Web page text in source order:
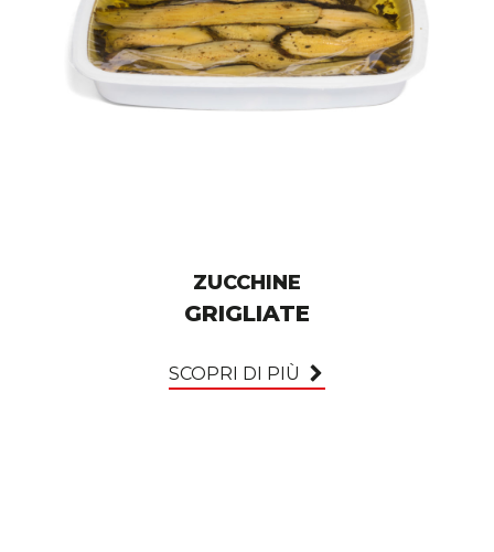
ZUCCHINE
GRIGLIATE
SCOPRI DI PIÙ